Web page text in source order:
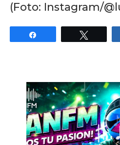
(Foto: Instagram/